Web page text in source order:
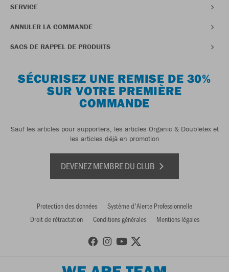
SERVICE
ANNULER LA COMMANDE
SACS DE RAPPEL DE PRODUITS
SÉCURISEZ UNE REMISE DE 30%
SUR VOTRE PREMIÈRE
COMMANDE
Sauf les articles pour supporters, les articles Organic & Doubletex et
les articles déjà en promotion
DEVENEZ MEMBRE DU CLUB
Protection des données
Système d'Alerte Professionnelle
Droit de rétractation
Conditions générales Mentions légales